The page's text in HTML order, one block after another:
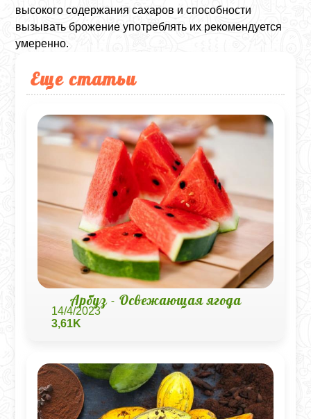
высокого содержания сахаров и способности
вызывать брожение употреблять их рекомендуется
умеренно.
Еще статьи
Арбуз - Освежающая ягода
14/4/2023
3,61K